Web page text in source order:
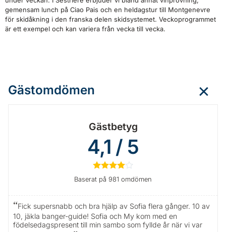
gemensam lunch på Ciao Pais och en heldagstur till Montgenevre
för skidåkning i den franska delen skidsystemet. Veckoprogrammet
är ett exempel och kan variera från vecka till vecka.
Gästomdömen
Gästbetyg
4,1 / 5
★★★★
Baserat på 981 omdömen
Fick supersnabb och bra hjälp av Sofia flera gånger. 10 av
10, jäkla banger-guide! Sofia och My kom med en
födelsedagspresent till min sambo som fyllde år när vi var